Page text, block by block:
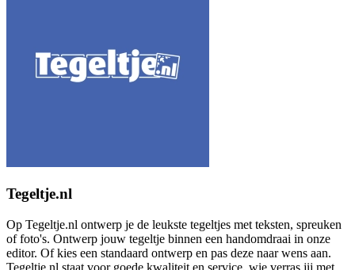
Tegeltje.nl
Op Tegeltje.nl ontwerp je de leukste tegeltjes met teksten, spreuken
of foto's. Ontwerp jouw tegeltje binnen een handomdraai in onze
editor. Of kies een standaard ontwerp en pas deze naar wens aan.
Tegeltje.nl staat voor goede kwaliteit en service, wie verras jij met